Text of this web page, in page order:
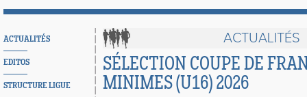
ACTUALITÉS
EDITOS
STRUCTURE LIGUE
ACTUALITÉS
SÉLECTION COUPE DE
MINIMES (U16) 2026